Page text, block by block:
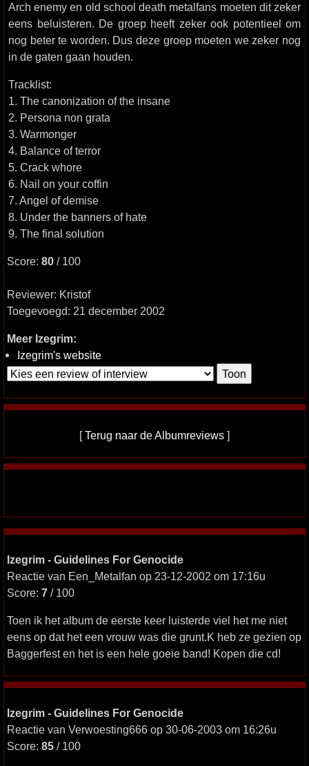
Arch enemy en old school death metalfans moeten dit zeker
eens beluisteren. De groep heeft zeker ook potentieel om
nog beter te worden. Dus deze groep moeten we zeker nog
in de gaten gaan houden.
Tracklist:
1. The canonization of the insane
2. Persona non grata
3. Warmonger
4. Balance of terror
5. Crack whore
6. Nail on your coffin
7. Angel of demise
8. Under the banners of hate
9. The final solution
Score: 80 / 100
Reviewer: Kristof
Toegevoegd: 21 december 2002
Meer Izegrim:
Izegrim's website
[Terug naar de Albumreviews ]
Izegrim - Guidelines For Genocide
Reactie van Een_Metalfan op 23-12-2002 om 17:16u
Score: 7 / 100
Toen ik het album de eerste keer luisterde viel het me niet
eens op dat het een vrouw was die grunt.K heb ze gezien op
Baggerfest en het is een hele goeie band! Kopen die cd!
Izegrim - Guidelines For Genocide
Reactie van Verwoesting666 op 30-06-2003 om 16:26u
Score: 85 / 100